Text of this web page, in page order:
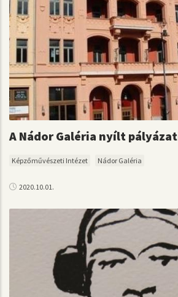
A Nádor Galéria nyílt
Képzőművészeti Intézet Nádor Galéria
2020.10.01.